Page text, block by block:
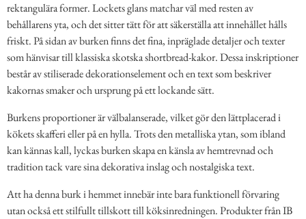
rektangulära former. Lockets glans matchar väl med resten av
behållarens yta, och det sitter tätt för att säkerställa att innehållet hålls
friskt. På sidan av burken finns det fina, inpräglade detaljer och texter
som hänvisar till klassiska skotska shortbread-kakor. Dessa inskriptioner
består av stiliserade dekorationselement och en text som beskriver
kakornas smaker och ursprung på ett lockande sätt.
Burkens proportioner är välbalanserade, vilket gör den lättplacerad i
kökets skafferi eller på en hylla. Trots den metalliska ytan, som ibland
kan kännas kall, lyckas burken skapa en känsla av hemtrevnad och
tradition tack vare sina dekorativa inslag och nostalgiska text.
Att ha denna burk i hemmet innebär inte bara funktionell förvaring
utan också ett stilfullt tillskott till köksinredningen. Produkter från IB